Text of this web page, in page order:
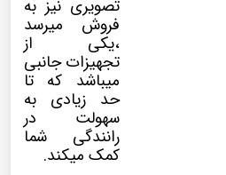
تصویری نیز به
فروش میرسد
،یکی از
تجهیزات جانبی
میباشد که تا
حد زیادی به
سهولت در
رانندگی شما
کمک میکند.